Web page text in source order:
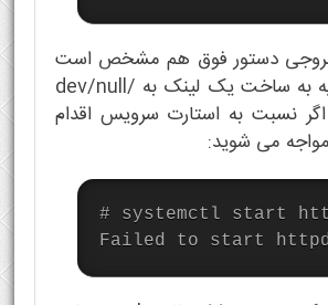
خروجی دستور فوق هم مشخص است
عمل mask شبیه به ساخت یک لینک به /dev/null
نسبت به استارت سرویس اقدام
مواجه می شوید:
# systemctl start
Failed to start